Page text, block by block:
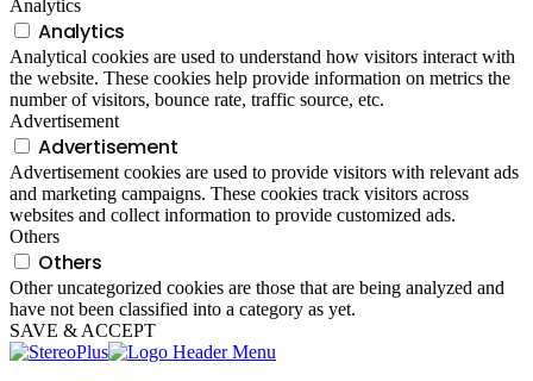
Analytics
Analytics
Analytical cookies are used to understand how visitors interact with
the website. These cookies help provide information on metrics the
number of visitors, bounce rate, traffic source, etc.
Advertisement
Advertisement
Advertisement cookies are used to provide visitors with relevant ads
and marketing campaigns. These cookies track visitors across
websites and collect information to provide customized ads.
Others
Others
Other uncategorized cookies are those that are being analyzed and
have not been classified into a category as yet.
SAVE & ACCEPT